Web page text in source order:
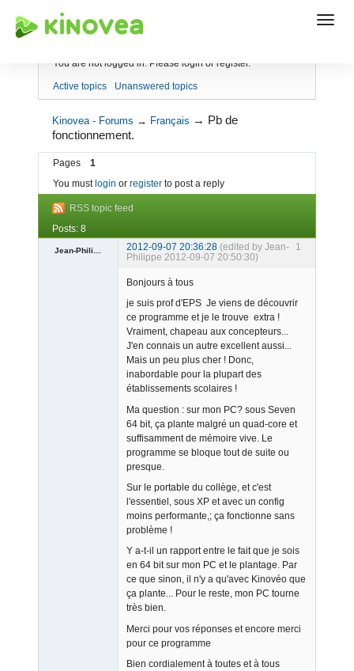
Index
You are not logged in. Please login or register.
Active topics Unanswered topics
Kinovea - Forums → Français → Pb de
fonctionnement.
Pages
1
You must login or register to post a reply
RSS topic feed
Posts: 8
1
Jean-Philippe 2012-09-07 20:36:28 (edited by Jean-
Philippe 2012-09-07 20:50:30)
Bonjours à tous
je suis prof d'EPS Je viens de découvrir
ce programme et je le trouve extra !
Vraiment, chapeau aux concepteurs...
J'en connais un autre excellent aussi...
Mais un peu plus cher ! Donc,
inabordable pour la plupart des
établissements scolaires !
Ma question : sur mon PC? sous Seven
64 bit, ça plante malgré un quad-core et
suffisamment de mémoire vive. Le
programme se bloque tout de suite ou
presque.
Sur le portable du collège, et c'est
l'essentiel, sous XP et avec un config
moins performante,; ça fonctionne sans
problème !
Y a-t-il un rapport entre le fait que je sois
en 64 bit sur mon PC et le plantage. Par
ce que sinon, il n'y a qu'avec Kinovéo que
ça plante... Pour le reste, mon PC tourne
très bien.
Merci pour vos réponses et encore merci
pour ce programme
Bien cordialement à toutes et à tous